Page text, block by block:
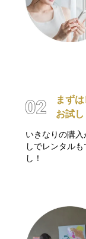
まず
お試し
いきなりの購
しでレンタル
し！